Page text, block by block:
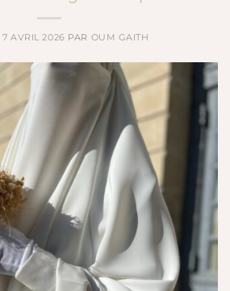
7 AVRIL 2026 PAR OUM GAITH